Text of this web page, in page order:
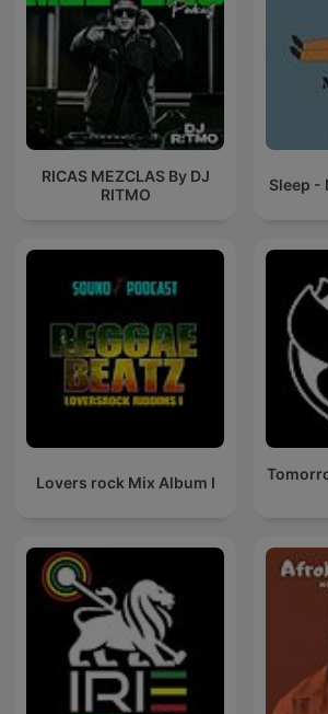
RICAS MEZCLAS By DJ
RITMO
Sleep -
Lovers rock Mix Album I